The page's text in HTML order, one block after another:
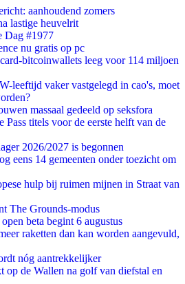
aanhoudend zomers
lastige heuvelrit
Dag #1977
nu gratis op pc
bitcoinwallets leeg voor 114 miljoen
leeftijd vaker vastgelegd in cao's, moet
massaal gedeeld op seksfora
titels voor de eerste helft van de
2026/2027 is begonnen
eens 14 gemeenten onder toezicht om
hulp bij ruimen mijnen in Straat van
The Grounds-modus
beta begint 6 augustus
raketten dan kan worden aangevuld,
nóg aantrekkelijker
op de Wallen na golf van diefstal en